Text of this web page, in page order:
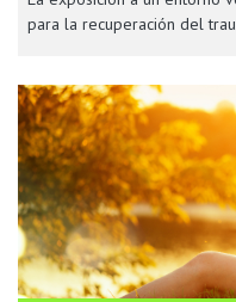
para la recuperación del